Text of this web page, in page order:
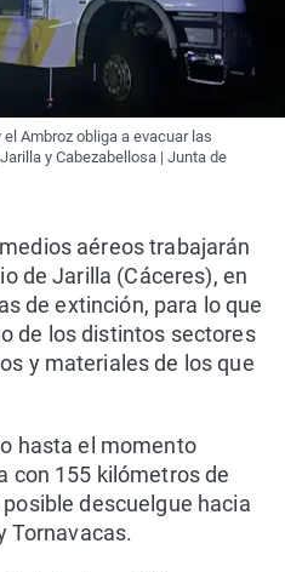
Ambroz obliga a evacuar las
y Cabezabellosa | Junta de
aéreos trabajarán
de Jarilla (Cáceres), en
de extinción, para lo que
de los distintos sectores
y materiales de los que
hasta el momento
con 155 kilómetros de
descuelgue hacia
Tornavacas.